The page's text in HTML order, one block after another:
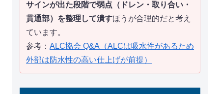
サインが出た段階で弱点（ドレン・取り合い・
貫通部）を整理して潰すほうが合理的だと考え
ています。
参考： ALC協会 Q&A（ALCは吸水性があるため
外部は防水性の高い仕上げが前提）